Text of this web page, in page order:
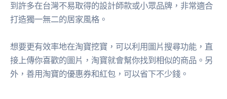
到許多在台灣不易取得的設計師款或小眾品牌，非常適合
打造獨一無二的居家風格。
想要更有效率地在淘寶挖寶，可以利用圖片搜尋功能，直
接上傳你喜歡的圖片，淘寶就會幫你找到相似的商品。另
外，善用淘寶的優惠券和紅包，可以省下不少錢。